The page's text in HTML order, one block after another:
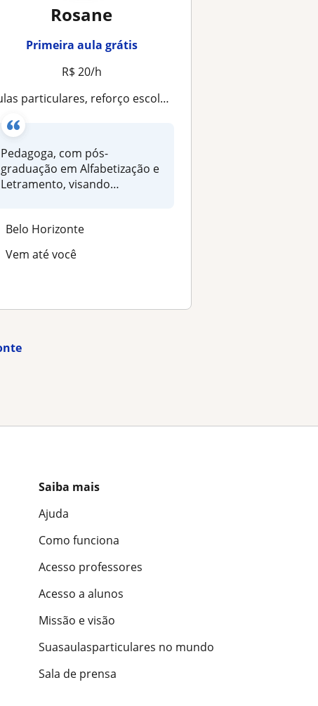
Rosane
Primeira aula grátis
R$ 20/h
particulares, reforço escolar com ênfase em desenvolvimento e aprendizado
Pedagoga, com pós-
graduação em Alfabetização e
Letramento, visando
Belo Horizonte
Vem até você
Saiba mais
Ajuda
Como funciona
Acesso professores
Acesso a alunos
Missão e visão
Suasaulasparticulares no mundo
Sala de prensa